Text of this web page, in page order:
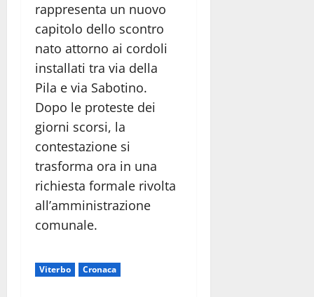
rappresenta un nuovo
capitolo dello scontro
nato attorno ai cordoli
installati tra via della
Pila e via Sabotino.
Dopo le proteste dei
giorni scorsi, la
contestazione si
trasforma ora in una
richiesta formale rivolta
all’amministrazione
comunale.
Viterbo Cronaca